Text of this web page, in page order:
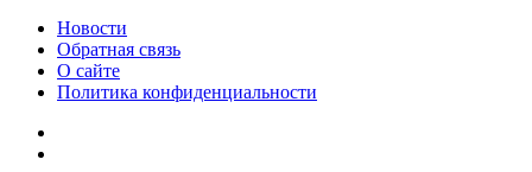
Новости
Обратная связь
О сайте
Политика конфиденциальности